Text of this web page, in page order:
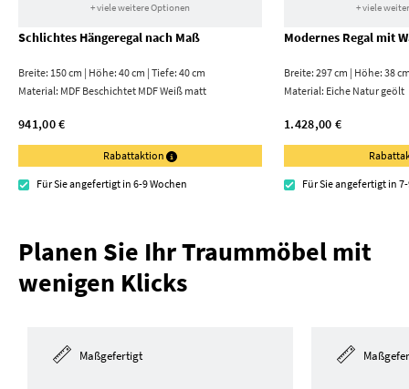
+ viele weitere Optionen
Schlichtes Hängeregal nach Maß
Breite: 150 cm | Höhe: 40 cm | Tiefe: 40 cm
Material: MDF Beschichtet MDF Weiß matt
941,00 €
Rabattaktion
Für Sie angefertigt in 6-9 Wochen
+ viele
Modernes Regal mit
Breite: 297 cm | Höhe: 38
Material: Eiche Natur geölt
1.428,00 €
Für Sie angefertigt in
Planen Sie Ihr Traummöbel mit
wenigen Klicks
Maßgefertigt